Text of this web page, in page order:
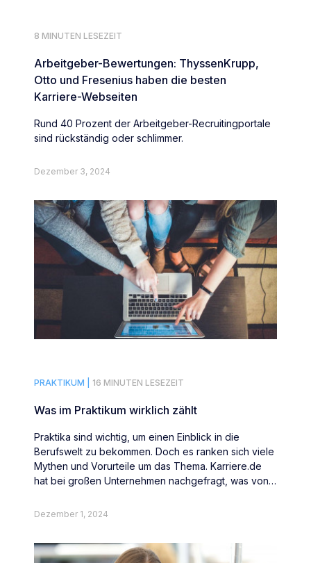
8 MINUTEN LESEZEIT
Arbeitgeber-Bewertungen: ThyssenKrupp,
Otto und Fresenius haben die besten
Karriere-Webseiten
Rund 40 Prozent der Arbeitgeber-Recruitingportale
sind rückständig oder schlimmer.
Dezember 3, 2024
PRAKTIKUM | 16 MINUTEN LESEZEIT
Was im Praktikum wirklich zählt
Praktika sind wichtig, um einen Einblick in die
Berufswelt zu bekommen. Doch es ranken sich viele
Mythen und Vorurteile um das Thema. Karriere.de
hat bei großen Unternehmen nachgefragt, was von
Dezember 1, 2024